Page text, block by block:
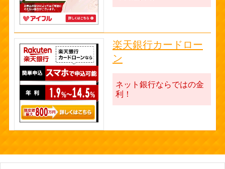
楽天銀行カードロー
ン
ネット銀行ならではの金
利！